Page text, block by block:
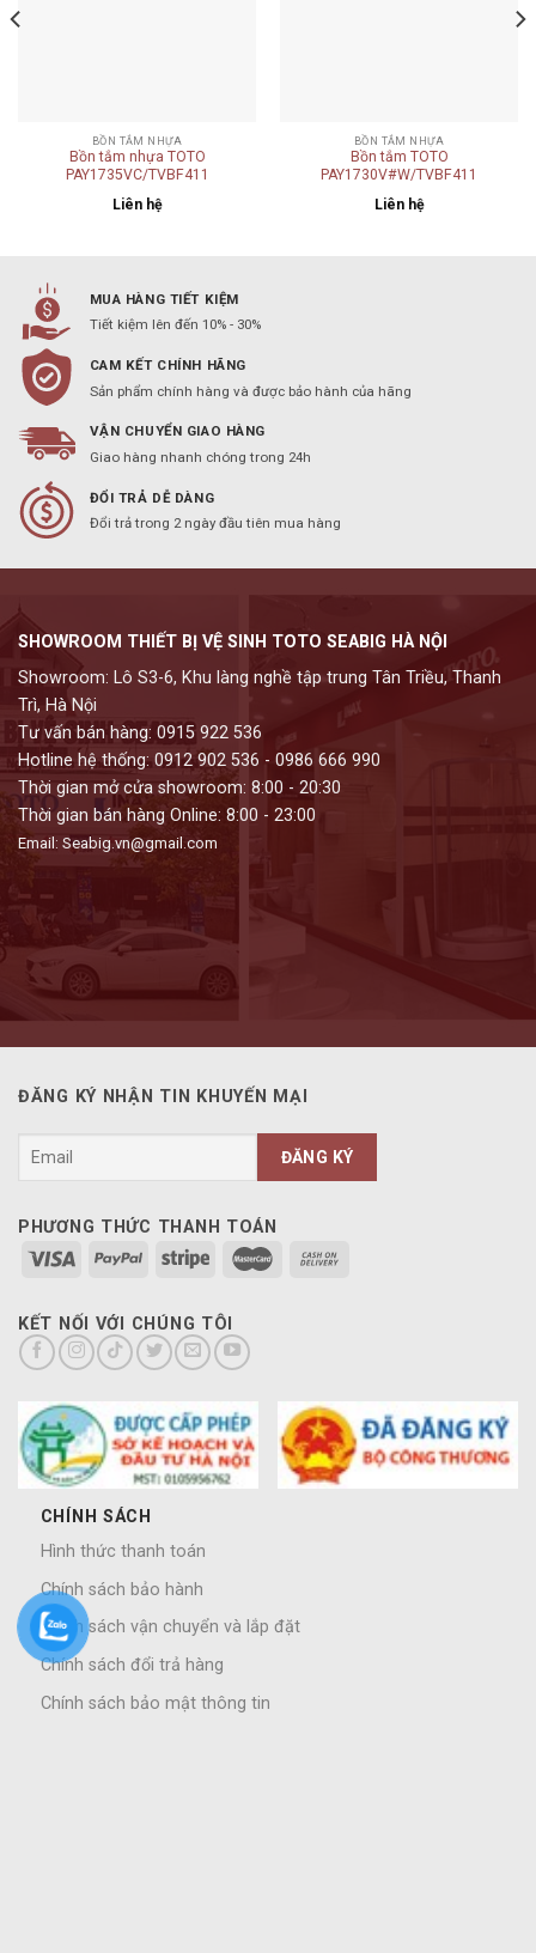
BỒN TẮM NHỰA
Bồn tắm nhựa TOTO
PAY1735VC/TVBF411
Liên hệ
BỒN TẮM NHỰA
Bồn tắm TOTO
PAY1730V#W/TVBF411
Liên hệ
MUA HÀNG TIẾT KIỆM
Tiết kiệm lên đến 10% - 30%
CAM KẾT CHÍNH HÃNG
Sản phẩm chính hàng và được bảo hành của hãng
VẬN CHUYỂN GIAO HÀNG
Giao hàng nhanh chóng trong 24h
ĐỔI TRẢ DỄ DÀNG
Đổi trả trong 2 ngày đầu tiên mua hàng
SHOWROOM THIẾT BỊ VỆ SINH TOTO SEABIG HÀ NỘI
Showroom: Lô S3-6, Khu làng nghề tập trung Tân Triều, Thanh
Trì, Hà Nội
Tư vấn bán hàng: 0915 922 536
Hotline hệ thống: 0912 902 536 - 0986 666 990
Thời gian mở cửa showroom: 8:00 - 20:30
Thời gian bán hàng Online: 8:00 - 23:00
Email: Seabig.vn@gmail.com
ĐĂNG KÝ NHẬN TIN KHUYẾN MẠI
PHƯƠNG THỨC THANH TOÁN
KẾT NỐI VỚI CHÚNG TÔI
CHÍNH SÁCH
Hình thức thanh toán
Chính sách bảo hành
Chính sách vận chuyển và lắp đặt
Chính sách đổi trả hàng
Chính sách bảo mật thông tin